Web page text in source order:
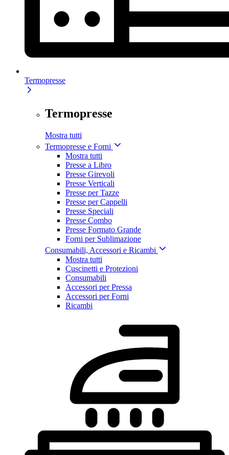
Termopresse
Termopresse
Mostra tutti
Termopresse e Forni
Mostra tutti
Presse a Libro
Presse Girevoli
Presse Verticali
Presse per Tazze
Presse per Cappelli
Presse Speciali
Presse Combo
Presse Formato Grande
Forni per Sublimazione
Consumabili, Accessori e Ricambi
Mostra tutti
Cuscinetti e Protezioni
Consumabili
Accessori per Pressa
Accessori per Forni
Ricambi